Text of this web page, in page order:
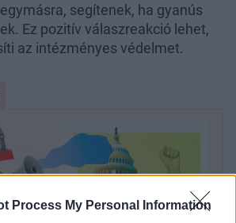
Process My Personal Information
segítenek, ha gyanús
Ez pozitív válaszreakció lehet,
az intézményes védelmet.